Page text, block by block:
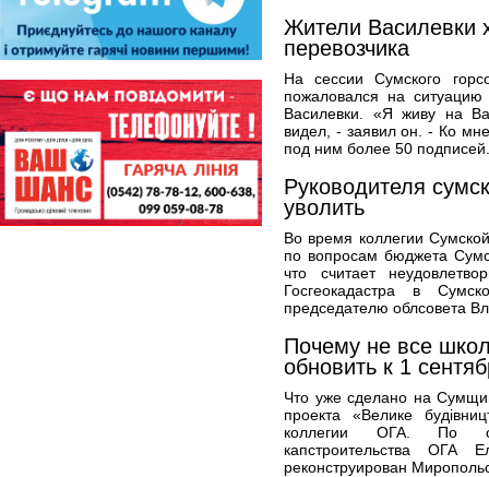
Жители Василевки
перевозчика
На сессии Сумского
пожаловался на
Василевки. «Я живу на
видел, - заявил он. - Ко
под ним более 50
Руководителя
уволить
Во время коллегии
по вопросам бюджета
что считает
Госгеокадастра в
председателю облсовета
Почему не все
обновить к 1
Что уже сделано на
проекта «Велике
коллегии ОГА. По
капстроительства ОГА
реконструирован